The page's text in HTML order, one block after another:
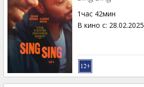
1час 42мин
В кино с: 28.02.2025